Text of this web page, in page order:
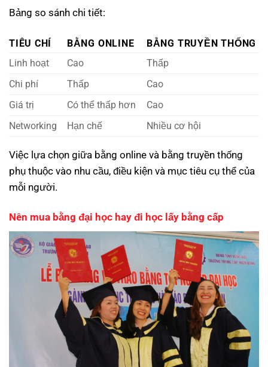
Bảng so sánh chi tiết:
TIÊU CHÍ BẰNG ONLINE
BẰNG TRUYỀN THỐNG
Linh hoạt
Cao
Thấp
Chi phí
Thấp
Cao
Giá trị
Có thể thấp hơn
Cao
Networking
Hạn chế Nhiều cơ hội
Việc lựa chọn giữa bằng online và bằng truyền thống
phụ thuộc vào nhu cầu, điều kiện và mục tiêu cụ thể của
mỗi người.
Nên mua bằng đại học hay đi học lấy bằng cấp